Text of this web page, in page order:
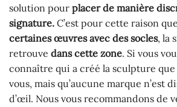
solution pour placer de manière
signature. C’est pour cette raison
certaines œuvres avec des socles, la
retrouve dans cette zone. Si vous
connaître qui a créé la sculpture que
vous, mais qu’aucune marque n’est
d’œil. Nous vous recommandons de